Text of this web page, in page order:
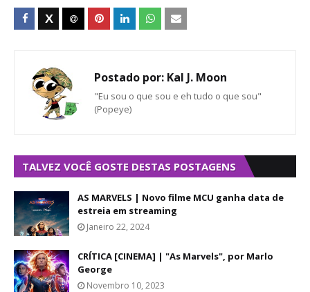
Postado por: Kal J. Moon
"Eu sou o que sou e eh tudo o que sou"
(Popeye)
TALVEZ VOCÊ GOSTE DESTAS POSTAGENS
AS MARVELS | Novo filme MCU ganha data de
estreia em streaming
Janeiro 22, 2024
CRÍTICA [CINEMA] | "As Marvels", por Marlo
George
Novembro 10, 2023